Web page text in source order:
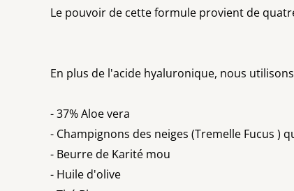
Le pouvoir de cette formule provient de
En plus de l'acide hyaluronique, nous
- 37% Aloe vera
- Champignons des neiges (Tremelle Fucus )
- Beurre de Karité mou
- Huile d'olive